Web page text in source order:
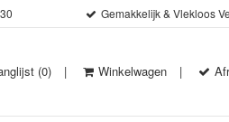
Gemakkelijk & Vlekloos
(0) | Winkelwagen |